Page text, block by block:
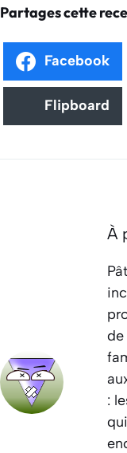
Partages cette
Facebook
Flipboard
À
de
: